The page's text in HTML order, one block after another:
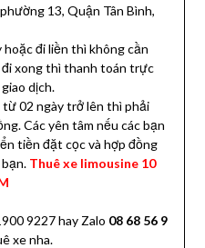
13, Quận Tân Bình,
đi liền thì không cần
xong thì thanh toán trực
dịch.
02 ngày trở lên thì phải
Các yên tâm nếu các bạn
tiền đặt cọc và hợp đồng
Thuê xe limousine 10
9227 hay Zalo 08 68 56 9
xe nha.